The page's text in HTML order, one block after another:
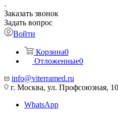
Заказать звонок
Задать вопрос
Войти
Корзина0
Отложенные0
info@viterramed.ru
г. Москва, ул. Профсоюзная,
WhatsApp